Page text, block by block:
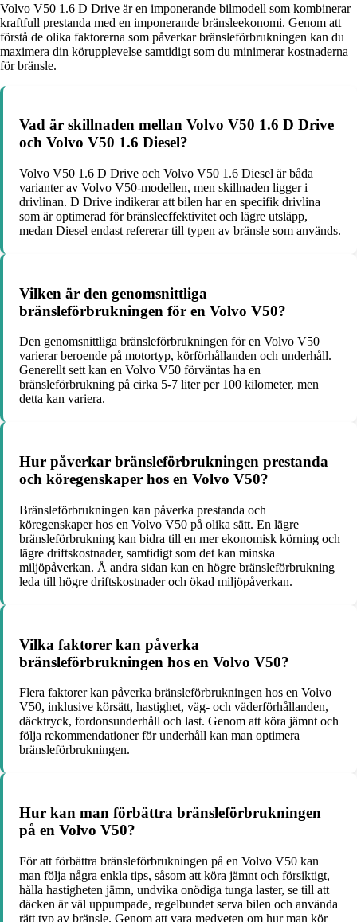
Volvo V50 1.6 D Drive är en imponerande bilmodell som kombinerar
kraftfull prestanda med en imponerande bränsleekonomi. Genom att
förstå de olika faktorerna som påverkar bränsleförbrukningen kan du
maximera din körupplevelse samtidigt som du minimerar kostnaderna
för bränsle.
Vad är skillnaden mellan Volvo V50 1.6 D Drive
och Volvo V50 1.6 Diesel?
Volvo V50 1.6 D Drive och Volvo V50 1.6 Diesel är båda
varianter av Volvo V50-modellen, men skillnaden ligger i
drivlinan. D Drive indikerar att bilen har en specifik drivlina
som är optimerad för bränsleeffektivitet och lägre utsläpp,
medan Diesel endast refererar till typen av bränsle som används.
Vilken är den genomsnittliga
bränsleförbrukningen för en Volvo V50?
Den genomsnittliga bränsleförbrukningen för en Volvo V50
varierar beroende på motortyp, körförhållanden och underhåll.
Generellt sett kan en Volvo V50 förväntas ha en
bränsleförbrukning på cirka 5-7 liter per 100 kilometer, men
detta kan variera.
Hur påverkar bränsleförbrukningen prestanda
och köregenskaper hos en Volvo V50?
Bränsleförbrukningen kan påverka prestanda och
köregenskaper hos en Volvo V50 på olika sätt. En lägre
bränsleförbrukning kan bidra till en mer ekonomisk körning och
lägre driftskostnader, samtidigt som det kan minska
miljöpåverkan. Å andra sidan kan en högre bränsleförbrukning
leda till högre driftskostnader och ökad miljöpåverkan.
Vilka faktorer kan påverka
bränsleförbrukningen hos en Volvo V50?
Flera faktorer kan påverka bränsleförbrukningen hos en Volvo
V50, inklusive körsätt, hastighet, väg- och väderförhållanden,
däcktryck, fordonsunderhåll och last. Genom att köra jämnt och
följa rekommendationer för underhåll kan man optimera
bränsleförbrukningen.
Hur kan man förbättra bränsleförbrukningen
på en Volvo V50?
För att förbättra bränsleförbrukningen på en Volvo V50 kan
man följa några enkla tips, såsom att köra jämnt och försiktigt,
hålla hastigheten jämn, undvika onödiga tunga laster, se till att
däcken är väl uppumpade, regelbundet serva bilen och använda
rätt typ av bränsle. Genom att vara medveten om hur man kör